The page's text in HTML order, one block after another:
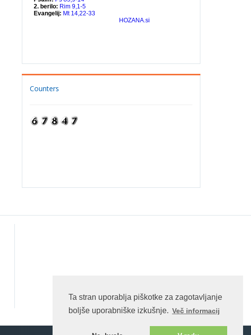
Ta stran uporablja piškotke za zagotavljanje
boljše uporabniške izkušnje. Več informacij
Counters